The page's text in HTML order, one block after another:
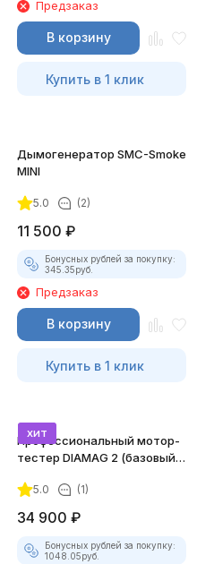
Предзаказ
В корзину
Купить в 1 клик
Дымогенератор SMC-Smoke
MINI
5.0 (2)
11 500 ₽
Бонусных рублей за покупку:
345.35руб.
Предзаказ
В корзину
Купить в 1 клик
хит
Профессиональный мотор-
тестер DIAMAG 2 (базовый
5.0 (1)
34 900 ₽
Бонусных рублей за покупку:
1048.05руб.